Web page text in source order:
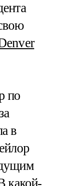
по
в
какой-